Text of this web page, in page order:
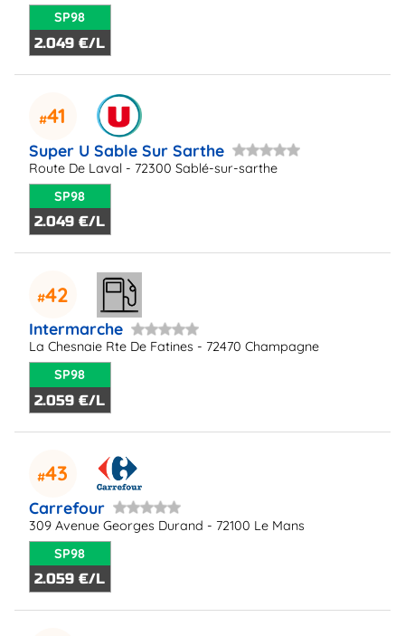
SP98
2.049 €/L
41
Super U Sable Sur Sarthe
Route De Laval - 72300 Sablé-sur-sarthe
SP98
2.049 €/L
42
Intermarche
La Chesnaie Rte De Fatines - 72470 Champagne
SP98
2.059 €/L
43
Carrefour
309 Avenue Georges Durand - 72100 Le Mans
SP98
2.059 €/L